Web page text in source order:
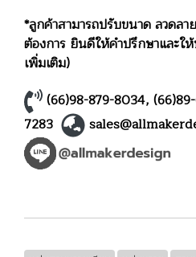
*ลูกค้าสามารถปรับขนาด ลวดลา
ต้องการ ยินดีให้คำปรึกษาและใ
เพิ่มเติม)
(66)98-879-8034,
7283